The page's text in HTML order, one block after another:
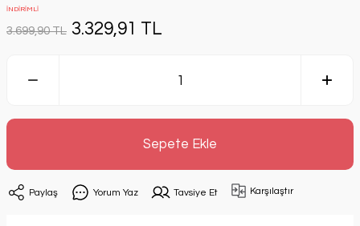
İNDİRİMLİ
3.699,90 TL 3.329,91 TL
Sepete Ekle
Paylaş Yorum Yaz Tavsiye Et Karşılaştır